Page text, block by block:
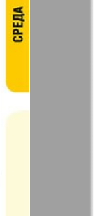
42
48